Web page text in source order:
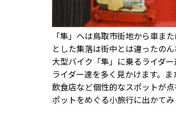
「隼」へは鳥取市街地から車ま
とした集落は街中とは違ったの
大型バイク「隼」に乗るライダ
ライダー達を多く見かけます。
飲食店など個性的なスポットが
ポットをめぐる小旅行に出かてみ